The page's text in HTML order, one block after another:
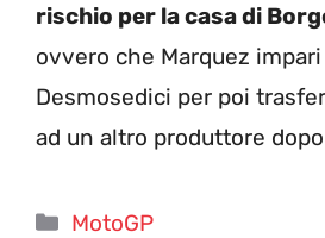
rischio per la casa di
ovvero che Marquez
Desmosedici per poi
ad un altro produttore
Categorie
MotoGP